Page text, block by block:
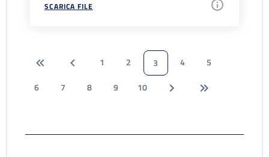
SCARICA FILE
1 2 3 4
5
6
7 8 9 10